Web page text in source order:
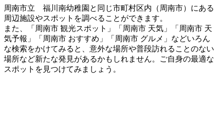
周南市立 福川南幼稚園と同じ市町村区内（周南市）にある
周辺施設やスポットを調べることができます。
また、「周南市 観光スポット」「周南市 天気」「周南市 天
気予報」「周南市 おすすめ」「周南市 グルメ」などいろん
な検索をかけてみると、意外な場所や普段訪れることのない
場所など新たな発見があるかもしれません。ご自身の最適な
スポットを見つけてみましょう。